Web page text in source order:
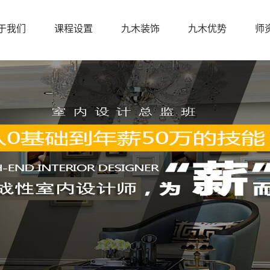
我们 课程设置 九木装饰 九木优势 师